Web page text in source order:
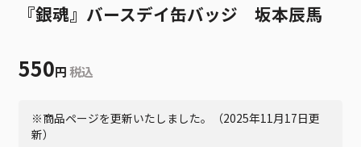
『銀魂』バースデイ缶バッジ 坂本辰馬
550円 税込
※商品ページを更新いたしました。（2025年11月17日更
新）